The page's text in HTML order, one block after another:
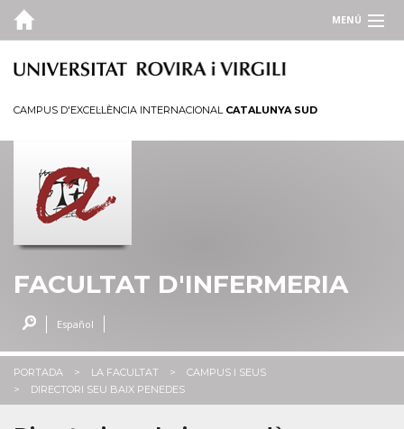
MENÚ
LA FACULTAT
Administració
ESTUDIS
CAMPUS D'EXCEL·LÈNCIA INTERNACIONAL CATALUNYA SUD
FACULTAT D'INFERMERIA
Español
PORTADA LA FACULTAT
CAMPUS I SEUS
DIRECTORI SEU BAIX PENEDES